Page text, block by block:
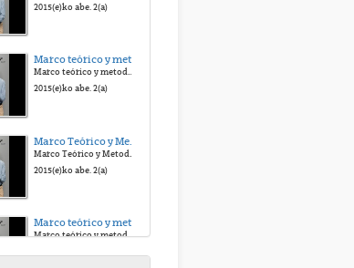
2015(e)ko abe. 2(a)
Marco teórico y metodológico: El enfoque de las capacidades
Marco teórico y metodológico: El enfoque de las capacidades
2015(e)ko abe. 2(a)
Marco Teórico y Metodológico: La dimensión colectiva del bienestar
2015(e)ko abe. 2(a)
Marco teórico y metodológico: El proceso de desarollo de las capacidades
Marco teórico y metodológico: El proceso de desarollo de las capacidades